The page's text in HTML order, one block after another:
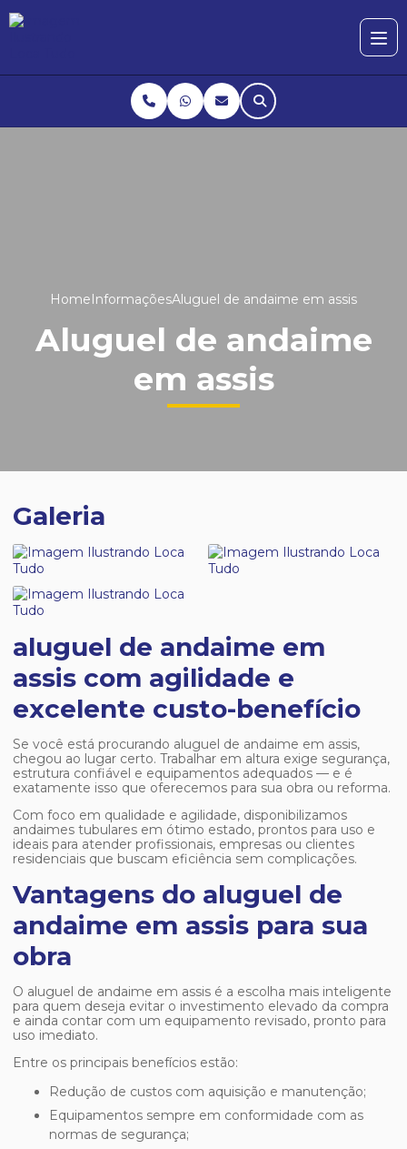
HomeInformaçõesAluguel de andaime em assis
Aluguel de andaime
em assis
Galeria
aluguel de andaime em
assis com agilidade e
excelente custo-benefício
Se você está procurando aluguel de andaime em assis,
chegou ao lugar certo. Trabalhar em altura exige segurança,
estrutura confiável e equipamentos adequados — e é
exatamente isso que oferecemos para sua obra ou reforma.
Com foco em qualidade e agilidade, disponibilizamos
andaimes tubulares em ótimo estado, prontos para uso e
ideais para atender profissionais, empresas ou clientes
residenciais que buscam eficiência sem complicações.
Vantagens do aluguel de
andaime em assis para sua
obra
O aluguel de andaime em assis é a escolha mais inteligente
para quem deseja evitar o investimento elevado da compra
e ainda contar com um equipamento revisado, pronto para
uso imediato.
Entre os principais benefícios estão:
Redução de custos com aquisição e manutenção;
Equipamentos sempre em conformidade com as
normas de segurança;